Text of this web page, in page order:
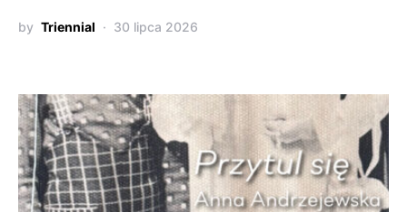
by Triennial 30 lipca 2026